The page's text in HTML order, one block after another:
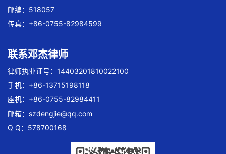
邮编：518057
传真：+86-0755-82984599
联系邓杰律师
律师执业证号：14403201810022100
手机：+86-13715198118
座机：+86-0755-82984411
邮箱： szdengjie@qq.com
Q Q：578700168